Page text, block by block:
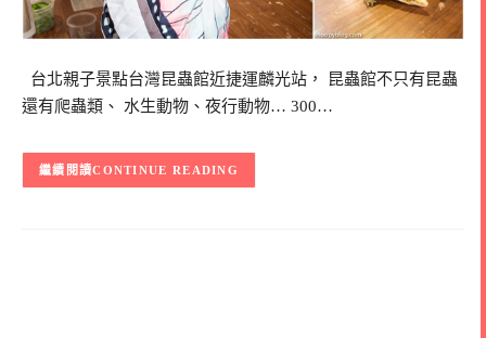
台北親子景點台灣昆蟲館近捷運麟光站， 昆蟲館不只有昆蟲
還有爬蟲類、 水生動物、夜行動物… 300…
CONTINUE READING